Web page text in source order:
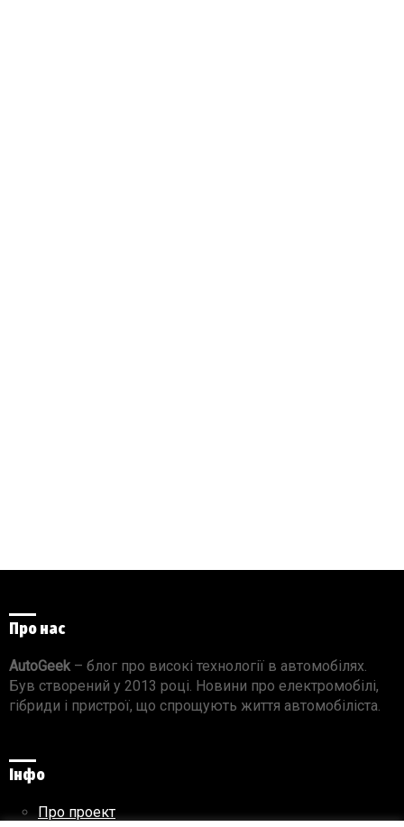
Про нас
AutoGeek– блог про високі технології в автомобілях.
Був створений у 2013 році. Новини про електромобілі,
гібриди і пристрої, що спрощують життя автомобіліста.
Інфо
Про проект